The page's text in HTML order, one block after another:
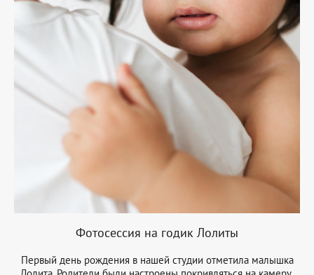
Фотосессия на годик Лолиты
Первый день рождения в нашей студии отметила малышка